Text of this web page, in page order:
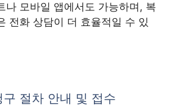
나 모바일 앱에서도 가능하며, 복
전화 상담이 더 효율적일 수 있
구 절차 안내 및 접수